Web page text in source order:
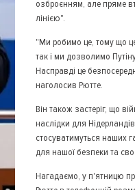
озброєнням, але пряме
лінією".
"Ми робимо це, тому що
так і ми дозволимо
Насправді це
наголосив Рютте.
Він також застеріг, що
наслідки для
стосуватимуться наших
для нашої безпеки та
Нагадаємо, у п'ятницю